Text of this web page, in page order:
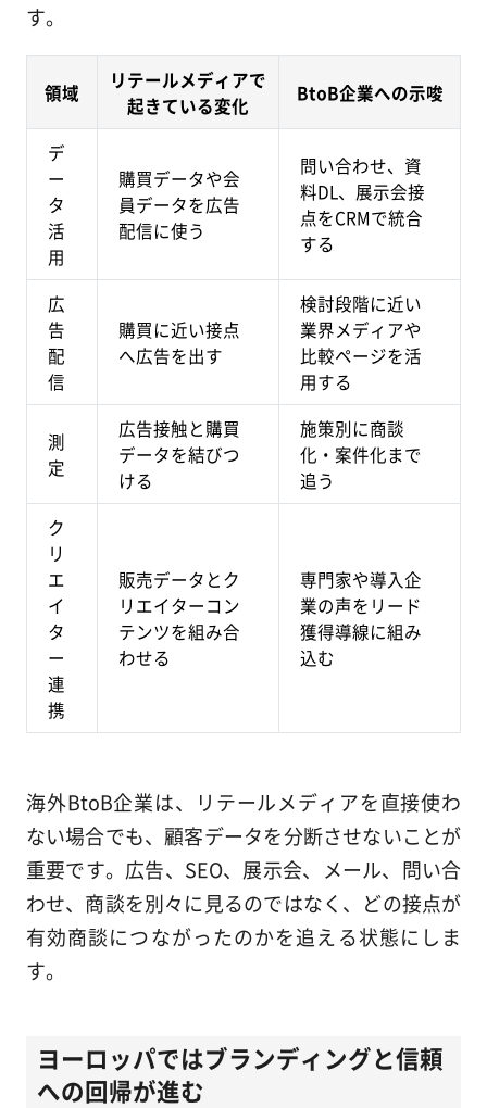
す。
領域
リテールメディアで
起きている変化
BtoB企業への示唆
デ
ー
タ
活
用
購買データや会
員データを広告
配信に使う
問い合わせ、資
料DL、展示会接
点をCRMで統合
する
広
告
配
信
購買に近い接点
へ広告を出す
検討段階に近い
業界メディアや
比較ページを活
用する
測
定
広告接触と購買
データを結びつ
ける
施策別に商談
化・案件化まで
追う
ク
リ
エ
イ
タ
ー
連
携
販売データとク
リエイターコン
テンツを組み合
わせる
専門家や導入企
業の声をリード
獲得導線に組み
込む
海外BtoB企業は、リテールメディアを直接使わ
ない場合でも、顧客データを分断させないことが
重要です。広告、SEO、展示会、メール、問い合
わせ、商談を別々に見るのではなく、どの接点が
有効商談につながったのかを追える状態にしま
す。
ヨーロッパではブランディングと信頼
への回帰が進む